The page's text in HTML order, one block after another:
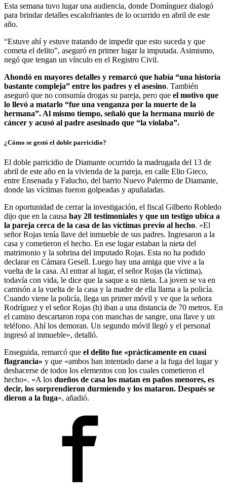
Esta semana tuvo lugar una audiencia, donde Domínguez dialogó
para brindar detalles escalofriantes de lo ocurrido en abril de este
año.
“Estuve ahí y estuve tratando de impedir que esto suceda y que
cometa el delito”, aseguró en primer lugar la imputada. Asimismo,
negó que tengan un vínculo en el Registro Civil.
Ahondó en mayores detalles y remarcó que había “una historia
bastante compleja” entre los padres y el asesino. También
aseguró que no consumía drogas su pareja, pero que el motivo que
lo llevó a matarlo “fue una venganza por la muerte de la
hermana”. Al mismo tiempo, señaló que la hermana murió de
cáncer y acusó al padre asesinado que “la violaba”.
¿Cómo se gestó el doble parricidio?
El doble parricidio de Diamante ocurrido la madrugada del 13 de
abril de este año en la vivienda de la pareja, en calle Elio Gieco,
entre Ensenada y Falucho, del barrio Nuevo Palermo de Diamante,
donde las víctimas fueron golpeadas y apuñaladas.
En oportunidad de cerrar la investigación, el fiscal Gilberto Robledo
dijo que en la causa hay 28 testimoniales y que un testigo ubica a
la pareja cerca de la casa de las víctimas previo al hecho. «El
señor Rojas tenía llave del inmueble de sus padres. Ingresaron a la
casa y cometieron el hecho. En ese lugar estaban la nieta del
matrimonio y la sobrina del imputado Rojas. Esta no ha podido
declarar en Cámara Gesell. Luego hay una amiga que vive a la
vuelta de la casa. Al entrar al lugar, el señor Rojas (la víctima),
todavía con vida, le dice que la saque a su nieta. La joven se va en
camisón a la vuelta de la casa y la madre de ella llama a la policía.
Cuando viene la policía, llega un primer móvil y ve que la señora
Rodríguez y el señor Rojas (h) iban a una distancia de 70 metros. En
el camino descartaron ropa con manchas de sangre, una llave y un
teléfono. Ahí los demoran. Un segundo móvil llegó y el personal
ingresó al inmueble», detalló.
Enseguida, remarcó que el delito fue «prácticamente en cuasi
flagrancia» y que «ambos han intentado darse a la fuga del lugar y
deshacerse de todos los elementos con los cuales cometieron el
hecho». «A los dueños de casa los matan en paños menores, es
decir, los sorprendieron durmiendo y los mataron. Después se
dieron a la fuga«, añadió.